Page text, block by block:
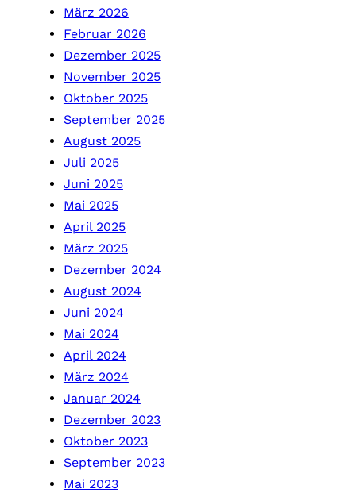
März 2026
Februar 2026
Dezember 2025
November 2025
Oktober 2025
September 2025
August 2025
Juli 2025
Juni 2025
Mai 2025
April 2025
März 2025
Dezember 2024
August 2024
Juni 2024
Mai 2024
April 2024
März 2024
Januar 2024
Dezember 2023
Oktober 2023
September 2023
Mai 2023